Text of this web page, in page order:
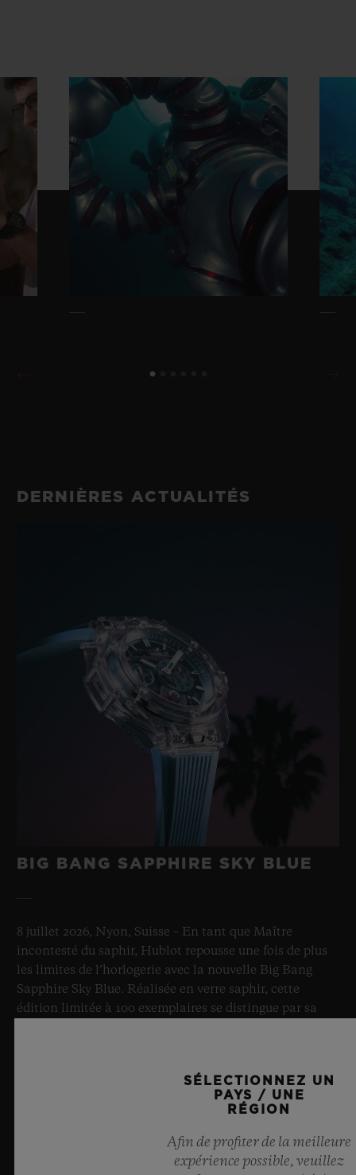
DERNIÈRES ACTUALITÉS
BIG BANG SAPPHIRE SKY BLUE
8 juillet 2026, Nyon, Suisse – En tant que Maître
incontesté du saphir, Hublot repousse une fois de plus
les limites de l’horlogerie avec la nouvelle Big Bang
Sapphire Sky Blue. Réalisée en verre saphir, cette
édition limitée à 100 exemplaires se distingue par sa
de designs d’exception et de matériaux
révolutionnaires. Et procure in fine une impression
SÉLECTIONNEZ UN
PAYS / UNE
RÉGION
Afin de profiter de la meilleure
expérience possible, veuillez